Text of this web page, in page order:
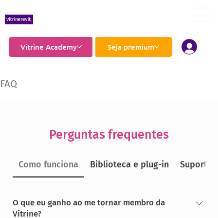
Vitrine Academy Seja premium
FAQ
Perguntas frequentes
Como funciona Biblioteca e plug-in Suporte
O que eu ganho ao me tornar membro da
Vitrine?